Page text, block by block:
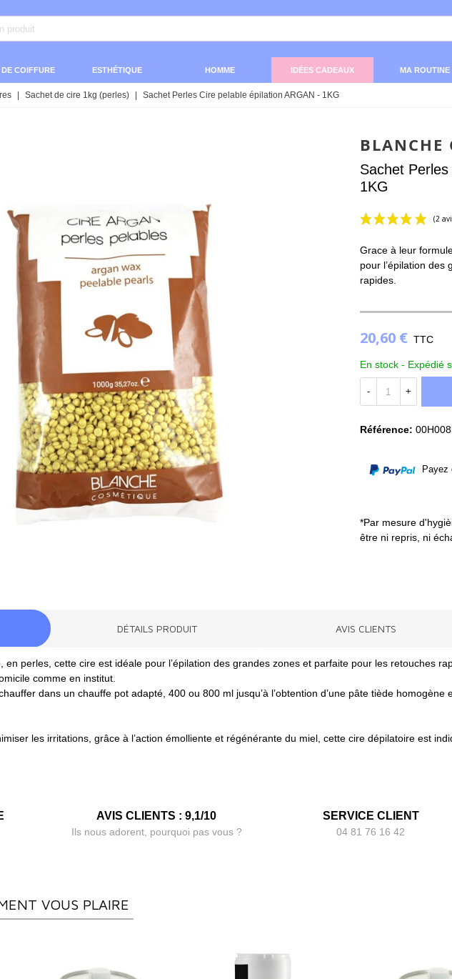
COIFFURE ESTHÉTIQUE HOMME IDÉES CADEAUX MA ROUTINE
Sachet de cire 1kg (perles) Sachet Perles Cire pelable épilation ARGAN - 1KG
BLANCHE
Sachet
1KG
Grace à leur
pour l’épilation des
rapides.
20,60 € TTC
En stock - Expédié
- +
Référence:
*Par mesure
être ni repris, ni
DÉTAILS PRODUIT AVIS CLIENTS
perles, cette cire est idéale pour l’épilation des grandes zones et parfaite pour les retouches
comme en institut.
dans un chauffe pot adapté, 400 ou 800 ml jusqu’à l’obtention d’une pâte tiède homogène
les irritations, grâce à l’action émolliente et régénérante du miel, cette cire dépilatoire est
AVIS CLIENTS : 9,1/10
Ils nous adorent, pourquoi pas vous ?
SERVICE CLIENT
04 81 76 16 42
VOUS PLAIRE